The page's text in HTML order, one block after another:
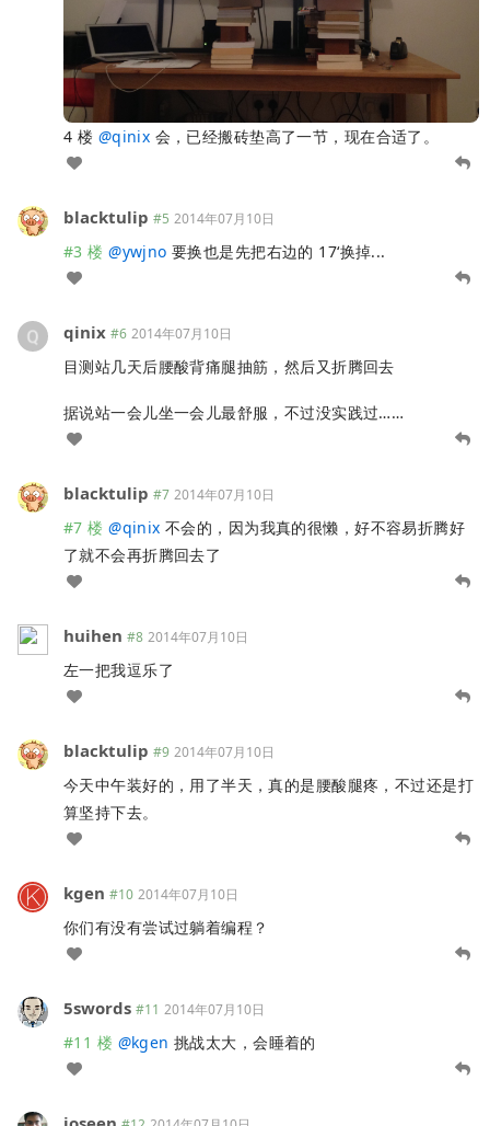
4 楼 @qinix 会，已经搬砖垫高了一节，现在合适了。
blacktulip #5 2014年07月10日
#3 楼 @ywjno 要换也是先把右边的 17‘换掉...
qinix #6 2014年07月10日
目测站几天后腰酸背痛腿抽筋，然后又折腾回去
据说站一会儿坐一会儿最舒服，不过没实践过……
blacktulip #7 2014年07月10日
#7 楼 @qinix 不会的，因为我真的很懒，好不容易折腾好
了就不会再折腾回去了
huihen #8 2014年07月10日
左一把我逗乐了
blacktulip #9 2014年07月10日
今天中午装好的，用了半天，真的是腰酸腿疼，不过还是打
算坚持下去。
kgen #10 2014年07月10日
你们有没有尝试过躺着编程？
5swords #11 2014年07月10日
#11 楼 @kgen 挑战太大，会睡着的